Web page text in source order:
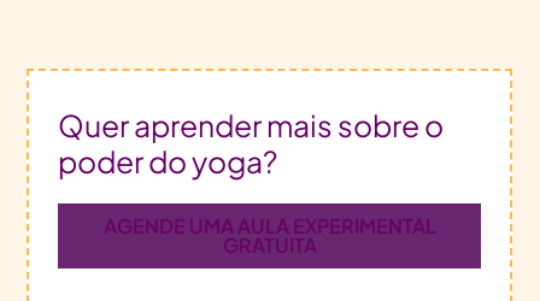
Quer aprender mais sobre o
poder do yoga?
AGENDE UMA AULA EXPERIMENTAL
GRATUITA